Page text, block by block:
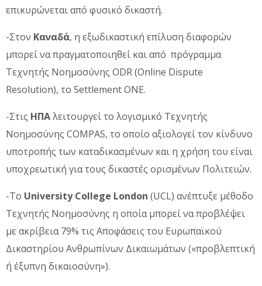
επικυρώνεται από φυσικό δικαστή.
-Στον Καναδά, η εξωδικαστική επίλυση διαφορών
μπορεί να πραγματοποιηθεί και από πρόγραμμα
Τεχνητής Νοημοσύνης ODR (Online Dispute
Resolution), το Settlement ONE.
-Στις ΗΠΑλειτουργεί το λογισμικό Τεχνητής
Νοημοσύνης COMPAS, το οποίο αξιολογεί τον κίνδυνο
υποτροπής των καταδικασμένων και η χρήση του είναι
υποχρεωτική για τους δικαστές ορισμένων Πολιτειών.
-Το University College London (UCL) ανέπτυξε μέθοδο
Τεχνητής Νοημοσύνης η οποία μπορεί να προβλέψει
με ακρίβεια 79% τις Αποφάσεις του Ευρωπαϊκού
Δικαστηρίου Ανθρωπίνων Δικαιωμάτων («προβλεπτική
ή έξυπνη δικαιοσύνη»).